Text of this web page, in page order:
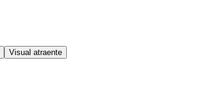
Visual atraente